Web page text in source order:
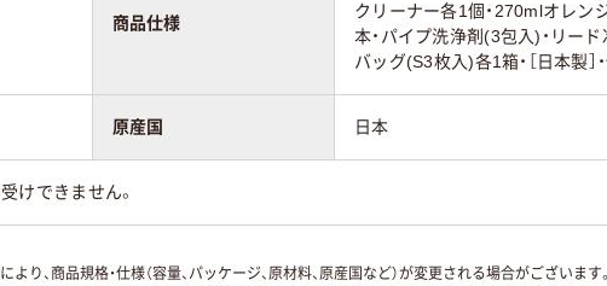
商品仕様
クリーナー各1個・270mlオレン
本・パイプ洗浄剤(3包入)・リー
バッグ(S3枚入)各1箱・［日本製］
原産国 日本
けできません。
、商品規格・仕様（容量、パッケージ、原材料、原産国など）が変更される場合がございま